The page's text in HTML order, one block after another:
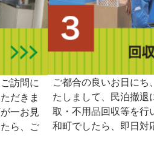
訪問に
だきま
一お見
ら、ご
ご都合の良いお日にち
たしまして、民泊撤退
取・不用品回収等を行
和町でしたら、即日対